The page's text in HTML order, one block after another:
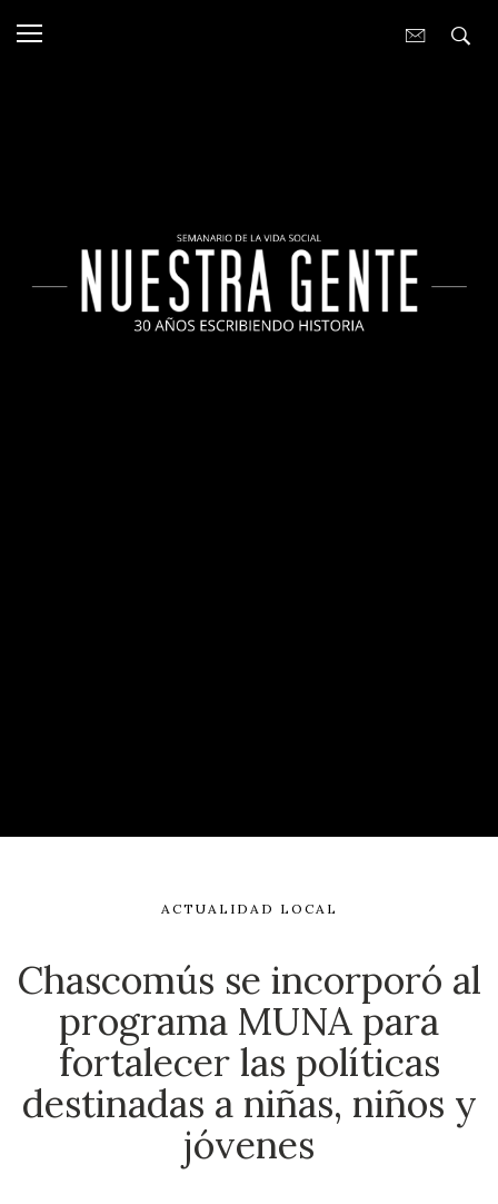
ACTUALIDAD LOCAL
Chascomús se incorporó al
programa MUNA para
fortalecer las políticas
destinadas a niñas, niños y
jóvenes